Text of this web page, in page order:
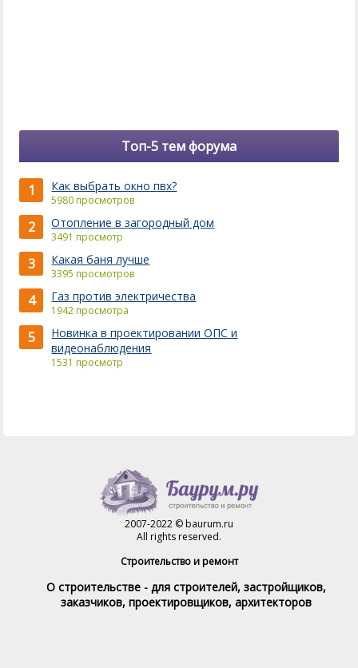
Топ-5 тем форума
1 Как выбрать окно пвх?
5980 просмотров
2 Отопление в загородный дом
3491 просмотр
3 Какая баня лучше
3395 просмотров
4 Газ против электричества
1942 просмотра
5
Новинка в проектировании ОПС и
видеонаблюдения
1531 просмотр
2007-2022 © baurum.ru
All rights reserved.
Строительство и ремонт
О строительстве - для строителей, застройщиков,
заказчиков, проектировщиков, архитекторов